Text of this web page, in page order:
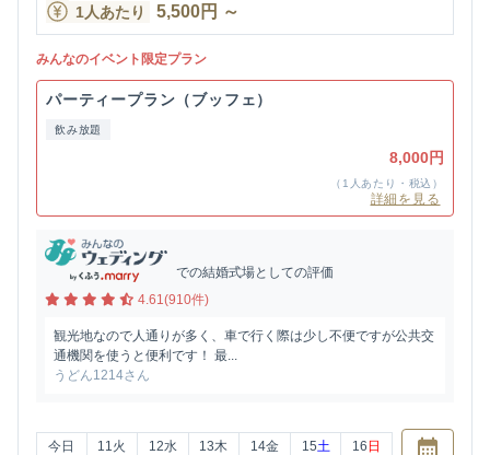
1人あたり 5,500円 ～
みんなのイベント限定プラン
パーティープラン（ブッフェ）
飲み放題
8,000円
（1人あたり・税込）
詳細を見る
での結婚式場としての評価
4.61(910件)
観光地なので人通りが多く、車で行く際は少し不便ですが公共交
通機関を使うと便利です！ 最...
うどん1214さん
今日 11 火 12水 13木 14金 15土 16 日